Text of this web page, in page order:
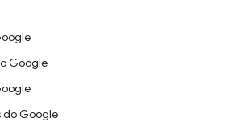
Google
do Google